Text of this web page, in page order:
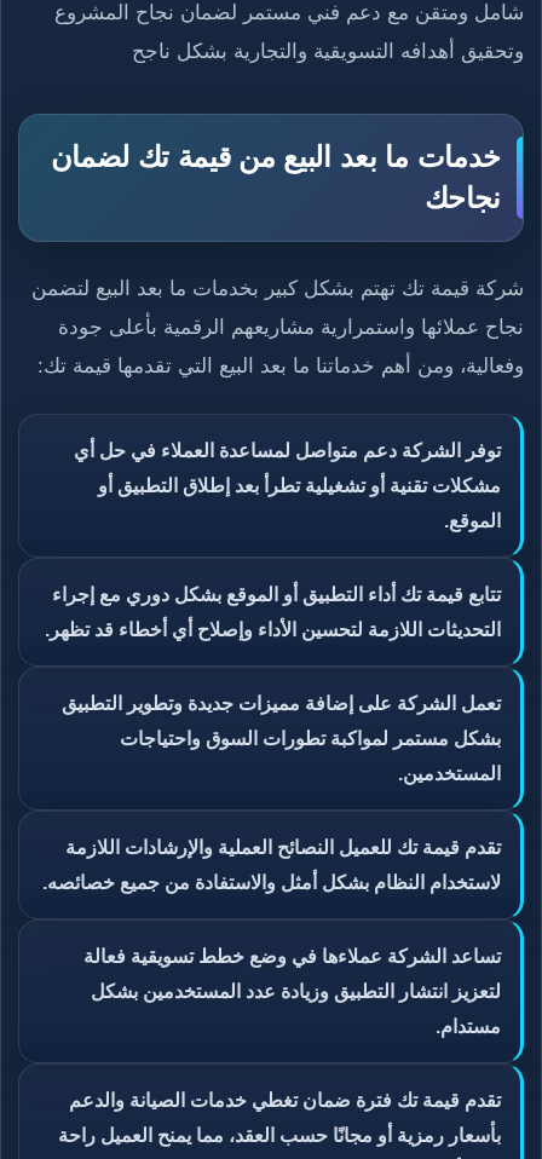
شامل ومتقن مع دعم فني مستمر لضمان نجاح المشروع
وتحقيق أهدافه التسويقية والتجارية بشكل ناجح
خدمات ما بعد البيع من قيمة تك لضمان
نجاحك
شركة قيمة تك تهتم بشكل كبير بخدمات ما بعد البيع لتضمن
نجاح عملائها واستمرارية مشاريعهم الرقمية بأعلى جودة
وفعالية، ومن أهم خدماتنا ما بعد البيع التي تقدمها قيمة تك:
توفر الشركة دعم متواصل لمساعدة العملاء في حل أي
مشكلات تقنية أو تشغيلية تطرأ بعد إطلاق التطبيق أو
الموقع.
تتابع قيمة تك أداء التطبيق أو الموقع بشكل دوري مع إجراء
التحديثات اللازمة لتحسين الأداء وإصلاح أي أخطاء قد تظهر.
تعمل الشركة على إضافة مميزات جديدة وتطوير التطبيق
بشكل مستمر لمواكبة تطورات السوق واحتياجات
المستخدمين.
تقدم قيمة تك للعميل النصائح العملية والإرشادات اللازمة
لاستخدام النظام بشكل أمثل والاستفادة من جميع خصائصه.
تساعد الشركة عملاءها في وضع خطط تسويقية فعالة
لتعزيز انتشار التطبيق وزيادة عدد المستخدمين بشكل
مستدام.
تقدم قيمة تك فترة ضمان تغطي خدمات الصيانة والدعم
بأسعار رمزية أو مجانًا حسب العقد، مما يمنح العميل راحة